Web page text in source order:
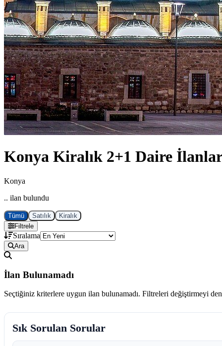
Konya Kiralık 2+1 Daire
Konya
.. ilan bulundu
Tümü Satılık
Kiralık
Filtrele
Sıralama
Ara
İlan Bulunamadı
Seçtiğiniz kriterlere uygun ilan bulunamadı. Filtreleri değiştirmeyi
Sık Sorulan Sorular